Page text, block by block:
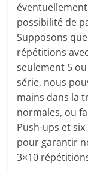
possibilité de
Supposons
répétitions
seulement 5
série, nous
mains dans la
normales, ou
Push-ups et
pour garantir
3×10